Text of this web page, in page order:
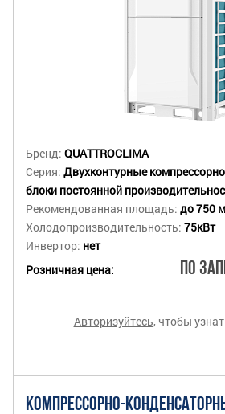
Бренд: QUATTROCLIMA
Серия: Двухконтурные
блоки постоянной
Рекомендованная площадь: до 750 м
Холодопроизводительность: 75кВт
Инвертор: нет
Розничная цена:
По
Авторизуйтесь, чтобы
КОМПРЕССОРНО-